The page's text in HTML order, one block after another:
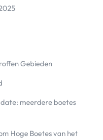
Gebieden
meerdere boetes
Hoge Boetes van het